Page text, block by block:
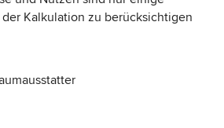
der Kalkulation zu berücksichtigen